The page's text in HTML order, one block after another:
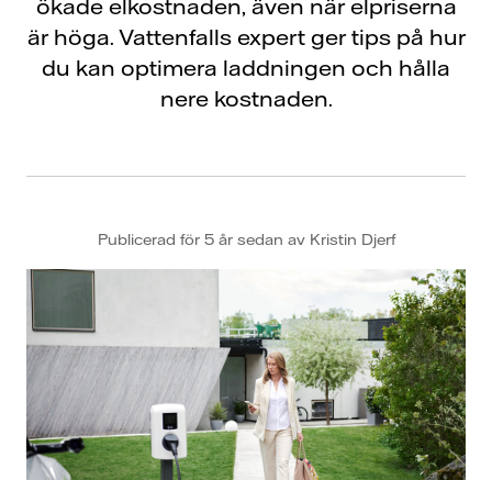
ökade elkostnaden, även när elpriserna
är höga. Vattenfalls expert ger tips på hur
du kan optimera laddningen och hålla
nere kostnaden.
Publicerad för 5 år sedan av Kristin Djerf